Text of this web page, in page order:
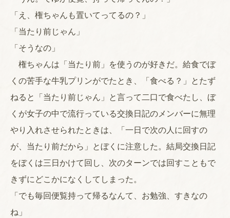
「え、権ちゃんも置いてってるの？」
「当たり前じゃん」
「そうなの」
権ちゃんは「当たり前」を使うのが好きだ。給食でぼ
くの苦手な牛乳プリンがでたとき、「食べる？」とたず
ねると「当たり前じゃん」と言って二口で食べたし、ぼ
くが女子の中で流行っている交換日記のメンバーに無理
やり入れさせられたときは、「一日で次の人に回すの
が、当たり前だから」とぼくに注意した。結局交換日記
をぼくは三日かけて回し、次のターンでは回すこともで
きずにどこかになくしてしまった。
「でも毎回便覧持って帰るなんて、お勉強、すきなの
ね」